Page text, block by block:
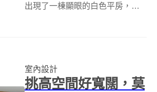
出現了一棟顯眼的白色平房，無
製化住...
室內設計
挑高空間好寬闊，莫